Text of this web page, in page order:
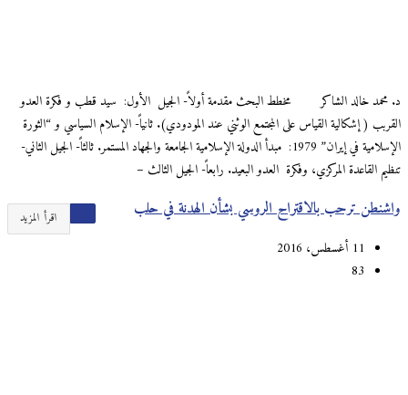
د. محمد خالد الشاكر مخطط البحث مقدمة أولاً- الجيل الأول: سيد قطب و فكرة العدو
القربب ( إشكالية القياس على المجتمع الوثني عند المودودي). ثانياً- الإسلام السياسي و “الثورة
الإسلامية في إيران” 1979: مبدأ الدولة الإسلامية الجامعة والجهاد المستمر. ثالثاً- الجيل الثاني-
تنظيم القاعدة المركزي، وفكرة العدو البعيد. رابعاً- الجيل الثالث –
اقرأ المزيد واشنطن ترحب بالاقتراح الروسي بشأن الهدنة في حلب
11 أغسطس، 2016
83